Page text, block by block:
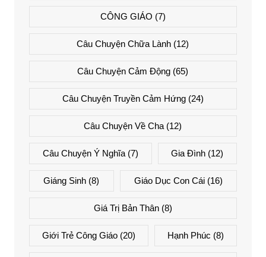
CÔNG GIÁO (7)
Câu Chuyện Chữa Lành (12)
Câu Chuyện Cảm Động (65)
Câu Chuyện Truyền Cảm Hứng(24)
Câu Chuyện Về Cha (12)
Câu Chuyện Ý Nghĩa(7) Gia Đình (12)
Giáng Sinh (8) Giáo Dục Con Cái(16)
Giá Trị Bản Thân(8)
Giới Trẻ Công Giáo(20) Hạnh Phúc (8)